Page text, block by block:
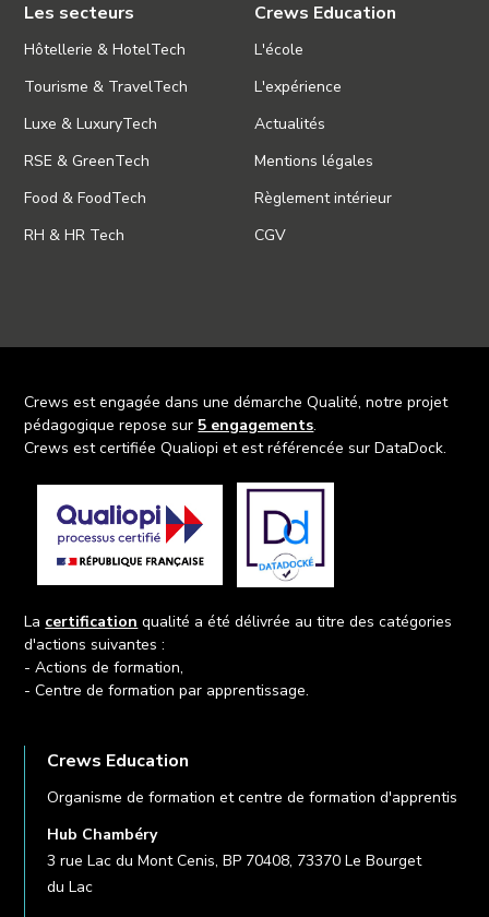
Les secteurs
Hôtellerie & HotelTech
Tourisme & TravelTech
Luxe & LuxuryTech
RSE & GreenTech
Food & FoodTech
RH & HR Tech
Crews Education
L'école
L'expérience
Actualités
Mentions légales
Règlement intérieur
CGV
Crews est engagée dans une démarche Qualité, notre projet
pédagogique repose sur 5 engagements.
Crews est certifiée Qualiopi et est référencée sur DataDock.
La certification qualité a été délivrée au titre des catégories
d'actions suivantes :
- Actions de formation,
- Centre de formation par apprentissage.
Crews Education
Organisme de formation et centre de formation d'apprentis
Hub Chambéry
3 rue Lac du Mont Cenis, BP 70408, 73370 Le Bourget
du Lac